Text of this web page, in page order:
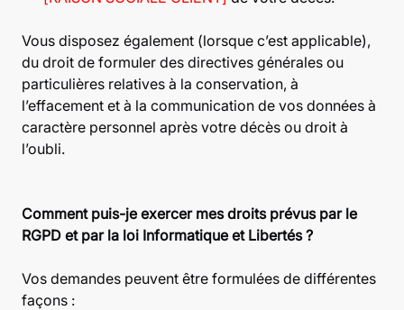
Vous disposez également (lorsque c’est applicable),
du droit de formuler des directives générales ou
particulières relatives à la conservation, à
l’effacement et à la communication de vos données à
caractère personnel après votre décès ou droit à
l’oubli.
Comment puis-je exercer mes droits prévus par le
RGPD et par la loi Informatique et Libertés ?
Vos demandes peuvent être formulées de différentes
façons :